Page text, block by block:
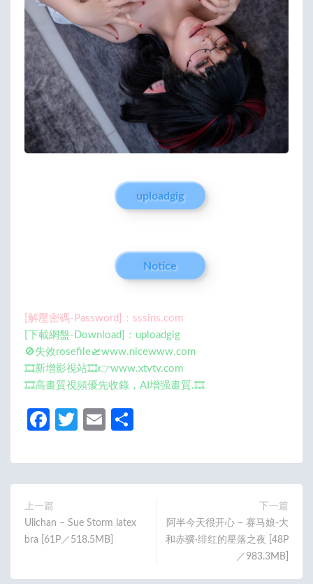
uploadgig
Notice
[解壓密碼-Password]：sssins.com
[下載網盤-Download]：uploadgig
🚫失效rosefile🛫www.nicewww.com
🎞️新增影視站🎞️👉www.xtvtv.com
🎞️高畫質視頻優先收錄，AI增强畫質.🎞️
Fa
b
o
o
k
T
itt
er
E
ail
上一篇
Ulichan – Sue Storm latex
bra [61P／518.5MB]
下一篇
阿半今天很开心 – 赛马娘-大
和赤骥·绯红的星落之夜 [48P
／983.3MB]